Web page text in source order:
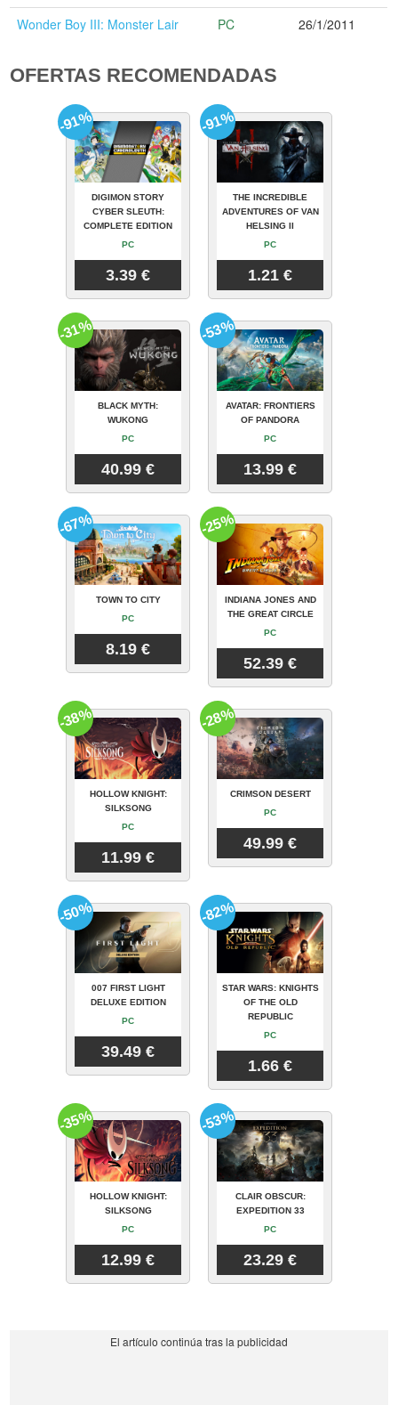
Wonder Boy III: Monster Lair
PC 26/1/2011
OFERTAS RECOMENDADAS
DIGIMON STORY
CYBER SLEUTH:
COMPLETE EDITION
PC
3.39 €
-91%
THE INCREDIBLE
ADVENTURES OF VAN
HELSING II
PC
1.21 €
-91%
BLACK MYTH:
WUKONG
PC
40.99 €
-31%
AVATAR: FRONTIERS
OF PANDORA
PC
13.99 €
-53%
TOWN TO CITY
PC
8.19 €
-67%
INDIANA JONES AND
THE GREAT CIRCLE
PC
52.39 €
-25%
HOLLOW KNIGHT:
SILKSONG
PC
11.99 €
-38%
CRIMSON DESERT
PC
49.99 €
-28%
007 FIRST LIGHT
DELUXE EDITION
PC
39.49 €
-50%
STAR WARS: KNIGHTS
OF THE OLD
REPUBLIC
PC
1.66 €
-82%
HOLLOW KNIGHT:
SILKSONG
PC
12.99 €
-35%
CLAIR OBSCUR:
EXPEDITION 33
PC
23.29 €
-53%